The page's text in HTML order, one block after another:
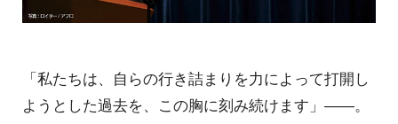
「私たちは、自らの行き詰まりを力によって打開し
ようとした過去を、この胸に刻み続けます」――。